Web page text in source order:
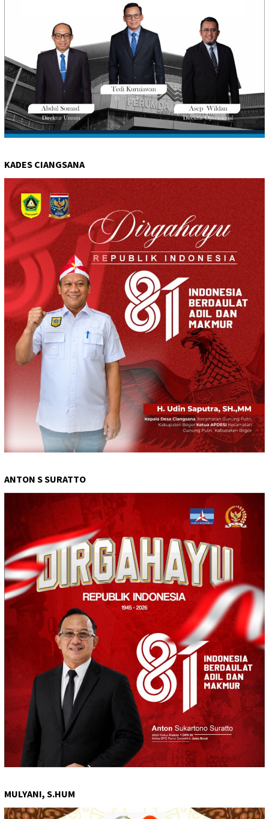
KADES CIANGSANA
ANTON S SURATTO
MULYANI, S.HUM